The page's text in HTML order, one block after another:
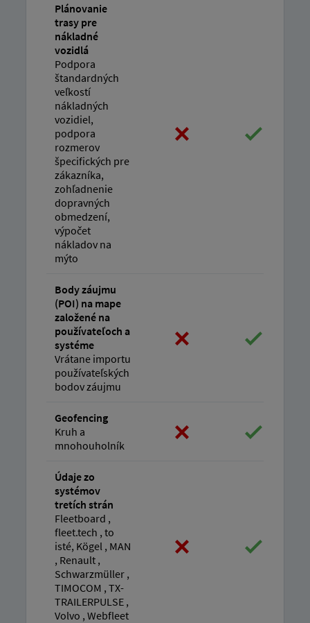
Plánovanie
trasy pre
nákladné
vozidlá
Podpora
štandardných
veľkostí
nákladných
vozidiel,
podpora
rozmerov
špecifických pre
zákazníka,
zohľadnenie
dopravných
obmedzení,
výpočet
nákladov na
mýto
Body záujmu
(POI) na mape
založené na
používateľoch a
systéme
Vrátane importu
používateľských
bodov záujmu
Geofencing
Kruh a
mnohouholník
Údaje zo
systémov
tretích strán
Fleetboard ,
fleet.tech , to
isté, Kögel , MAN
, Renault ,
Schwarzmüller ,
TIMOCOM , TX-
TRAILERPULSE ,
Volvo , Webfleet